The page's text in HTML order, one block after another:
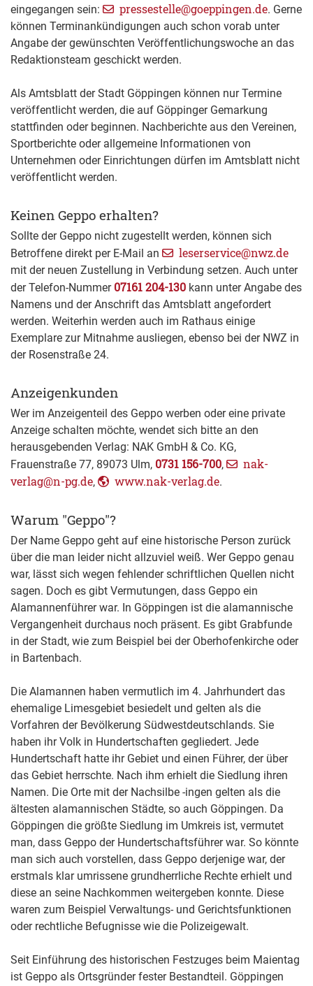
eingegangen sein:
pressestelle@goeppingen.de. Gerne
können Terminankündigungen auch schon vorab unter
Angabe der gewünschten Veröffentlichungswoche an das
Redaktionsteam geschickt werden.
Als Amtsblatt der Stadt Göppingen können nur Termine
veröffentlicht werden, die auf Göppinger Gemarkung
stattfinden oder beginnen. Nachberichte aus den Vereinen,
Sportberichte oder allgemeine Informationen von
Unternehmen oder Einrichtungen dürfen im Amtsblatt nicht
veröffentlicht werden.
Keinen Geppo erhalten?
Sollte der Geppo nicht zugestellt werden, können sich
Betroffene direkt per E-Mail an
leserservice@nwz.de
mit der neuen Zustellung in Verbindung setzen. Auch unter
der Telefon-Nummer 07161 204-130 kann unter Angabe des
Namens und der Anschrift das Amtsblatt angefordert
werden. Weiterhin werden auch im Rathaus einige
Exemplare zur Mitnahme ausliegen, ebenso bei der NWZ in
der Rosenstraße 24.
Anzeigenkunden
Wer im Anzeigenteil des Geppo werben oder eine private
Anzeige schalten möchte, wendet sich bitte an den
herausgebenden Verlag: NAK GmbH & Co. KG,
Frauenstraße 77, 89073 Ulm, 0731 156-700,
nak-
verlag@n-pg.de, www.nak-verlag.de.
Warum "Geppo"?
Der Name Geppo geht auf eine historische Person zurück
über die man leider nicht allzuviel weiß. Wer Geppo genau
war, lässt sich wegen fehlender schriftlichen Quellen nicht
sagen. Doch es gibt Vermutungen, dass Geppo ein
Alamannenführer war. In Göppingen ist die alamannische
Vergangenheit durchaus noch präsent. Es gibt Grabfunde
in der Stadt, wie zum Beispiel bei der Oberhofenkirche oder
in Bartenbach.
Die Alamannen haben vermutlich im 4. Jahrhundert das
ehemalige Limesgebiet besiedelt und gelten als die
Vorfahren der Bevölkerung Südwestdeutschlands. Sie
haben ihr Volk in Hundertschaften gegliedert. Jede
Hundertschaft hatte ihr Gebiet und einen Führer, der über
das Gebiet herrschte. Nach ihm erhielt die Siedlung ihren
Namen. Die Orte mit der Nachsilbe -ingen gelten als die
ältesten alamannischen Städte, so auch Göppingen. Da
Göppingen die größte Siedlung im Umkreis ist, vermutet
man, dass Geppo der Hundertschaftsführer war. So könnte
man sich auch vorstellen, dass Geppo derjenige war, der
erstmals klar umrissene grundherrliche Rechte erhielt und
diese an seine Nachkommen weitergeben konnte. Diese
waren zum Beispiel Verwaltungs- und Gerichtsfunktionen
oder rechtliche Befugnisse wie die Polizeigewalt.
Seit Einführung des historischen Festzuges beim Maientag
ist Geppo als Ortsgründer fester Bestandteil. Göppingen